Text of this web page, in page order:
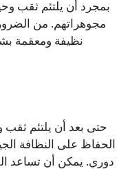
بمجرد أن يلتئم ثقب
مجوهراتهم. من
نظيفة ومعقمة
حتى بعد أن يلتئم ثقب
الحفاظ على النظافة
دوري. يمكن أن تساعد